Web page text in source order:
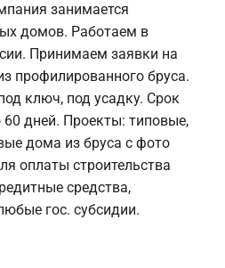
занимается
домов. Работаем в
Принимаем заявки на
профилированного бруса.
ключ, под усадку. Срок
60 дней. Проекты: типовые,
дома из бруса с фото
оплаты строительства
средства,
гос. субсидии.